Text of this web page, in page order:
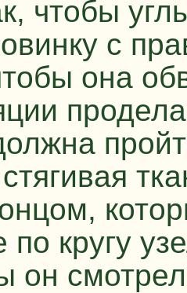
чтобы
с
она
по кругу
он